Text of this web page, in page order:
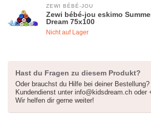
ZEWI BÉBÉ-JOU
Zewi bébé-jou eskimo
Dream 75x100
Nicht auf Lager
Hast du Fragen zu diesem Produkt?
Oder brauchst du Hilfe bei deiner
Kundendienst unter info@kidsdream.ch oder
Wir helfen dir gerne weiter!